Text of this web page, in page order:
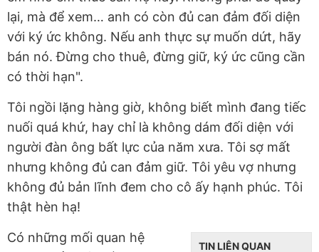
lại, mà để xem… anh có còn đủ can đảm đối diện
với ký ức không. Nếu anh thực sự muốn dứt, hãy
bán nó. Đừng cho thuê, đừng giữ, ký ức cũng cần
có thời hạn".
Tôi ngồi lặng hàng giờ, không biết mình đang tiếc
nuối quá khứ, hay chỉ là không dám đối diện với
người đàn ông bất lực của năm xưa. Tôi sợ mất
nhưng không đủ can đảm giữ. Tôi yêu vợ nhưng
không đủ bản lĩnh đem cho cô ấy hạnh phúc. Tôi
thật hèn hạ!
TIN LIÊN QUAN
Có những mối quan hệ